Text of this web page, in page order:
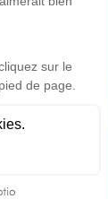
Le jeudi
Eglise